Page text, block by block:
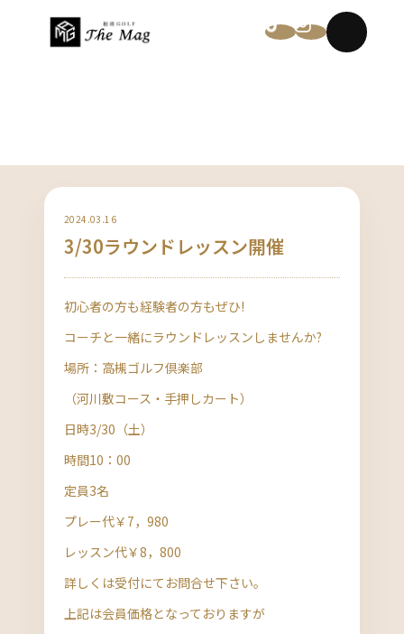
2024.03.16
3/30ラウンドレッスン開催
初心者の方も経験者の方もぜひ!
コーチと一緒にラウンドレッスンしませんか?
場所：高槻ゴルフ倶楽部
（河川敷コース・手押しカート）
日時3/30（土）
時間10：00
定員3名
プレー代￥7，980
レッスン代￥8，800
詳しくは受付にてお問合せ下さい。
上記は会員価格となっておりますが